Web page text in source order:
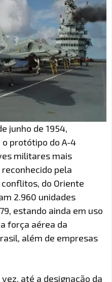
junho de 1954,
protótipo do A-4
militares mais
pela
do Oriente
2.960 unidades
estando ainda em uso
força aérea da
além de empresas
até a designação da